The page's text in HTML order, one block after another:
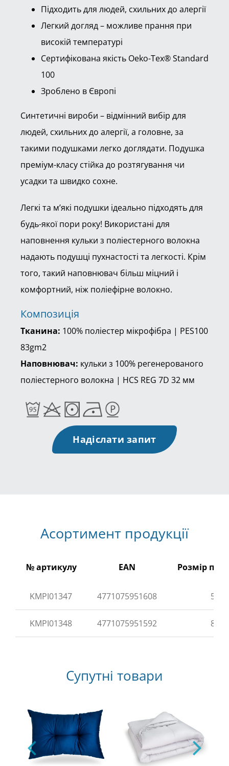
Підходить для людей, схильних до алергії
Легкий догляд – можливе прання при
високій температурі
Сертифікована якість Oeko-Tex® Standard
100
Зроблено в Європі
Синтетичні вироби – відмінний вибір для
людей, схильних до алергії, а головне, за
такими подушками легко доглядати. Подушка
преміум-класу стійка до розтягування чи
усадки та швидко сохне.
Легкі та м’які подушки ідеально підходять для
будь-якої пори року! Використані для
наповнення кульки з поліестерного волокна
надають подушці пухнастості та легкості. Крім
того, такий наповнювач більш міцний і
комфортний, ніж поліефірне волокно.
Композиція
Тканина: 100% поліестер мікрофібра | PES100
83gm2
Наповнювач: кульки з 100% регенерованого
поліестерного волокна | HCS REG 7D 32 мм
Надіслати запит
Асортимент продукції
№ артикулу EAN Розмір
KMPI01347 4771075951608
KMPI01348 4771075951592
Супутні товари